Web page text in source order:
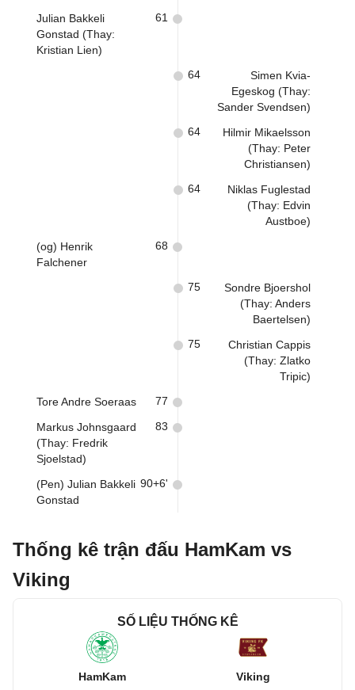
Julian Bakkeli
Gonstad (Thay:
Kristian Lien)
61
Simen Kvia-
Egeskog (Thay:
Sander Svendsen)
64
Hilmir Mikaelsson
(Thay: Peter
Christiansen)
64
Niklas Fuglestad
(Thay: Edvin
Austboe)
64
(og) Henrik
Falchener
68
Sondre Bjoershol
(Thay: Anders
Baertelsen)
75
Christian Cappis
(Thay: Zlatko
Tripic)
75
Tore Andre Soeraas 77
Markus Johnsgaard
(Thay: Fredrik
Sjoelstad)
83
(Pen) Julian Bakkeli
Gonstad
90+6'
Thống kê trận đấu HamKam vs
Viking
SỐ LIỆU THỐNG KÊ
HamKam Viking